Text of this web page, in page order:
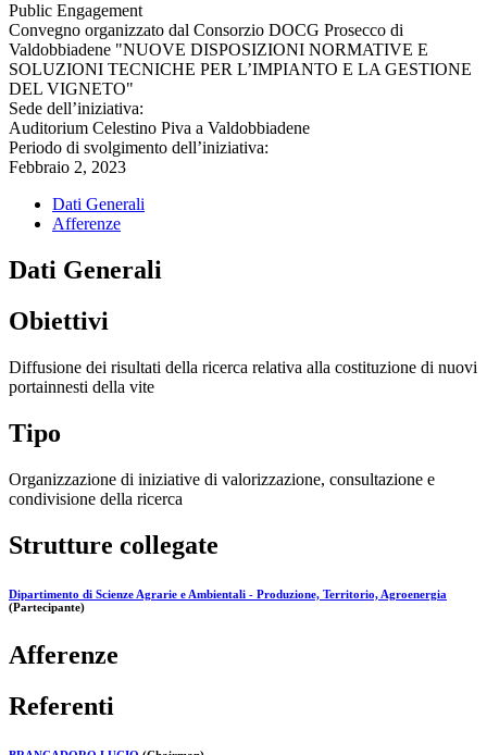
Public Engagement
Convegno organizzato dal Consorzio DOCG Prosecco di
Valdobbiadene "NUOVE DISPOSIZIONI NORMATIVE E
SOLUZIONI TECNICHE PER L’IMPIANTO E LA GESTIONE
DEL VIGNETO"
Sede dell’iniziativa:
Auditorium Celestino Piva a Valdobbiadene
Periodo di svolgimento dell’iniziativa:
Febbraio 2, 2023
Dati Generali
Afferenze
Dati Generali
Obiettivi
Diffusione dei risultati della ricerca relativa alla costituzione di nuovi
portainnesti della vite
Tipo
Organizzazione di iniziative di valorizzazione, consultazione e
condivisione della ricerca
Strutture collegate
Dipartimento di Scienze Agrarie e Ambientali - Produzione, Territorio, Agroenergia
(Partecipante)
Afferenze
Referenti